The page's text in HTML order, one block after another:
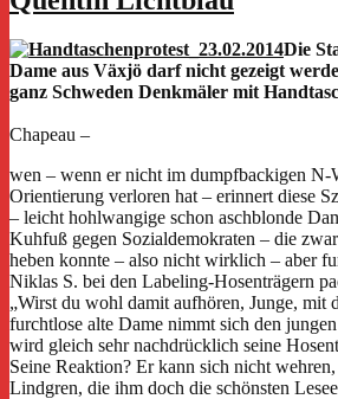
Die
Dame aus Växjö darf nicht gezeigt
ganz Schweden Denkmäler mit
Chapeau –
wen – wenn er nicht im dumpfbackigen N-
Orientierung verloren hat – erinnert diese
– leicht hohlwangige schon aschblonde
Kuhfuß gegen Sozialdemokraten – die
heben konnte – also nicht wirklich – aber
Niklas S. bei den Labeling-Hosenträgern
„Wirst du wohl damit aufhören, Junge, mit
furchtlose alte Dame nimmt sich den
wird gleich sehr nachdrücklich seine
Seine Reaktion? Er kann sich nicht
Lindgren, die ihm doch die schönsten